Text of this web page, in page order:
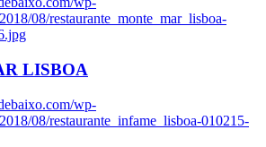
08/restaurante_monte_mar_lisboa-
LISBOA
wp-
08/restaurante_infame_lisboa-010215-